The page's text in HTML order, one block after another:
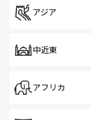
アジア
中近東
アフリカ